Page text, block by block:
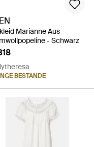
Marianne Aus
- Schwarz
BESTÄNDE